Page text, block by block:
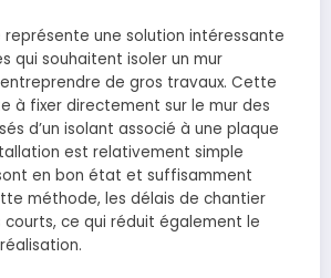
représente une solution intéressante
qui souhaitent isoler un mur
de gros travaux. Cette
à fixer directement sur le mur des
d’un isolant associé à une plaque
est relativement simple
en bon état et suffisamment
méthode, les délais de chantier
ce qui réduit également le